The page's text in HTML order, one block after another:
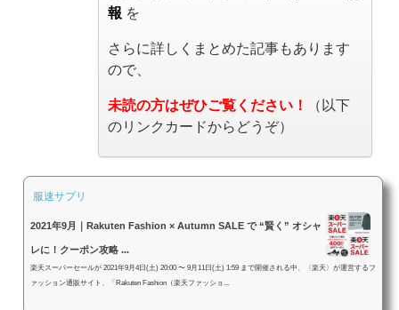
報 を
さらに詳しくまとめた記事もあります
ので、
未読の方はぜひご覧ください！
（以下
のリンクカードからどうぞ）
服速サプリ
2021年9月｜Rakuten Fashion × Autumn SALE で “賢く” オシャ
レに！クーポン攻略 ...
楽天スーパーセールが 2021年9月4日(土) 20:00 〜 9月11日(土) 1:59 まで開催される中、〈楽天〉が運営するフ
ァッション通販サイト、「Rakuten Fashion（楽天ファッショ...